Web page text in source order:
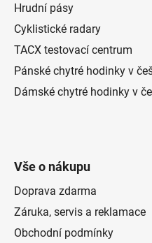
Hrudní pásy
Cyklistické radary
TACX testovací centrum
Pánské chytré hodinky v
Dámské chytré hodinky v
Vše o nákupu
Doprava zdarma
Záruka, servis a reklamace
Obchodní podmínky